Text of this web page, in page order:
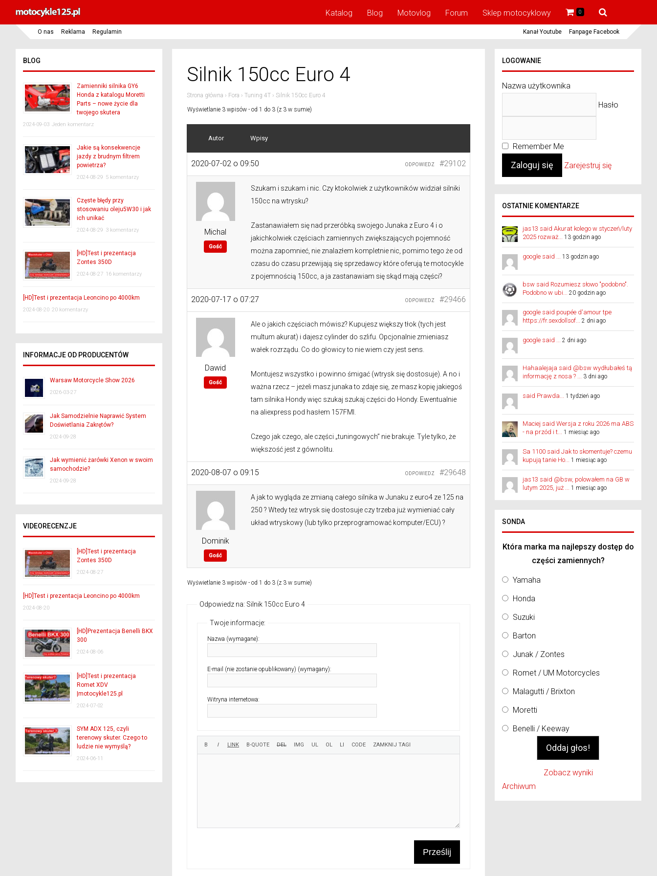
Katalog Blog Motovlog Forum Sklep motocyklowy 0
O nas Reklama Regulamin Kanał Youtube Fanpage Facebook
Silnik 150cc Euro 4
Strona główna › Fora › Tuning 4T › Silnik 150cc Euro 4
Wyświetlanie 3 wpisów - od 1 do 3 (z 3 w sumie)
Autor Wpisy
2020-07-02 o 09:50 #29102
ODPOWIEDZ
Michal
Gość
Szukam i szukam i nic. Czy ktokolwiek z użytkowników widział silniki
150cc na wtrysku?
Zastanawiałem się nad przeróbką swojego Junaka z Euro 4 i o
jakichkolwiek częściach zamiennych zwiększających pojemność
można zapomnieć, nie znalazłem kompletnie nic, pomimo tego że od
czasu do czasu przewijają się sprzedawcy które oferują te motocykle
z pojemnością 150cc, a ja zastanawiam się skąd mają części?
2020-07-17 o 07:27 #29466
ODPOWIEDZ
Dawid
Gość
Ale o jakich częściach mówisz? Kupujesz większy tłok (tych jest
multum akurat) i dajesz cylinder do szlifu. Opcjonalnie zmieniasz
wałek rozrządu. Co do głowicy to nie wiem czy jest sens.
Montujesz wszystko i powinno śmigać (wtrysk się dostosuje). A no i
ważna rzecz – jeżeli masz junaka to zdaje się, ze masz kopię jakiegoś
tam silnika Hondy więc szukaj szukaj części do Hondy. Ewentualnie
na aliexpress pod hasłem 157FMI.
Czego jak czego, ale części „tuningowych” nie brakuje. Tyle tylko, że
większość jest z gównolitu.
2020-08-07 o 09:15 #29648
ODPOWIEDZ
Dominik
Gość
A jak to wygląda ze zmianą całego silnika w Junaku z euro4 ze 125 na
250 ? Wtedy też wtrysk się dostosuje czy trzeba już wymieniać cały
układ wtryskowy (lub tylko przeprogramować komputer/ECU) ?
Wyświetlanie 3 wpisów - od 1 do 3 (z 3 w sumie)
Odpowiedz na: Silnik 150cc Euro 4
Twoje informacje:
Nazwa (wymagane):
E-mail (nie zostanie opublikowany) (wymagany):
Witryna internetowa:
Prześlij
BLOG
Zamienniki silnika GY6
Honda z katalogu Moretti
Parts – nowe życie dla
twojego skutera
2024-09-03 Jeden komentarz
Jakie są konsekwencje
jazdy z brudnym filtrem
powietrza?
2024-08-29 5 komentarzy
Częste błędy przy
stosowaniu oleju5W30 i jak
ich unikać
2024-08-29 3 komentarzy
[HD]Test i prezentacja
Zontes 350D
2024-08-27 16 komentarzy
[HD]Test i prezentacja Leoncino po 4000km
2024-08-20 20 komentarzy
INFORMACJE OD PRODUCENTÓW
Warsaw Motorcycle Show 2026
2026-03-27
Jak Samodzielnie Naprawić System
Doświetlania Zakrętów?
2024-09-28
Jak wymienić żarówki Xenon w swoim
samochodzie?
2024-09-28
VIDEORECENZJE
[HD]Test i prezentacja
Zontes 350D
2024-08-27
[HD]Test i prezentacja Leoncino po 4000km
2024-08-20
[HD]Prezentacja Benelli BKX
300
2024-08-06
[HD]Test i prezentacja
Romet XDV
|motocykle125.pl
2024-07-02
SYM ADX 125, czyli
terenowy skuter. Czego to
ludzie nie wymyślą?
2024-06-11
LOGOWANIE
Nazwa użytkownika
Hasło
Remember Me
Zarejestruj się
OSTATNIE KOMENTARZE
jas13 said Akurat kolego w styczeń/luty
2025 rozważ... 13 godzin ago
google said ... 13 godzin ago
bsw said Rozumiesz słowo "podobno".
Podobno w ubi... 20 godzin ago
google said poupée d'amour tpe
https://fr.sexdollsof... 2 dni ago
google said ... 2 dni ago
Hahaalejaja said @bsw wydłubałeś tą
informację z nosa ? ... 3 dni ago
said Prawda... 1 tydzień ago
Maciej said Wersja z roku 2026 ma ABS
- na przód i t... 1 miesiąc ago
Sa 1100 said Jak to skomentuje? czemu
kupują tanie Ho... 1 miesiąc ago
jas13 said @bsw, polowałem na GB w
lutym 2025, już ... 1 miesiąc ago
SONDA
Która marka ma najlepszy dostęp do
części zamiennych?
Yamaha
Honda
Suzuki
Barton
Junak / Zontes
Romet / UM Motorcycles
Malagutti / Brixton
Moretti
Benelli / Keeway
Zobacz wyniki
Archiwum